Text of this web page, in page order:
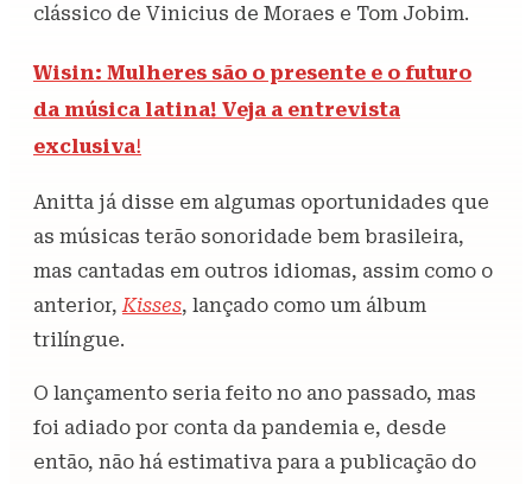
clássico de Vinicius de Moraes e Tom Jobim.
Wisin: Mulheres são o presente e o futuro
da música latina! Veja a entrevista
exclusiva!
Anitta já disse em algumas oportunidades que
as músicas terão sonoridade bem brasileira,
mas cantadas em outros idiomas, assim como o
anterior,Kisses, lançado como um álbum
trilíngue.
O lançamento seria feito no ano passado, mas
foi adiado por conta da pandemia e, desde
então, não há estimativa para a publicação do